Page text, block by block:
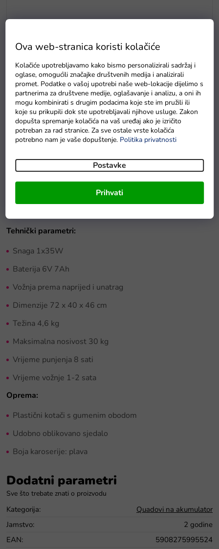
Ova web-stranica koristi kolačiće
Kolačiće upotrebljavamo kako bismo personalizirali sadržaj i
oglase, omogućili značajke društvenih medija i analizirali
promet. Podatke o vašoj upotrebi naše web-lokacije dijelimo s
partnerima za društvene medije, oglašavanje i analizu, a oni ih
mogu kombinirati s drugim podacima koje ste im pružili ili
koje su prikupili dok ste upotrebljavali njihove usluge. Zakon
dopušta spremanje kolačića na vaš uređaj ako je izričito
potreban za rad stranice. Za sve ostale vrste kolačića
potrebno nam je vaše dopuštenje. Politika privatnosti
Postavke
Prihvati
Vodootporna zaštitna cerada za električni auto S
Na zalihama
Dječji električni quad XMXza najmlađe je veličinom
prikladan za djecu oko 1,5 godine. Vožnja na quadu je vrlo
jednostavna, upravlja se pomoću gumba na upravljaču.
Pokretanje i zaustavljanje su glatki.
Tehnički parametri:
Snaga 1x35W
Baterija 6V 7Ah
Vožnja prema naprijed i unatrag
Dimenzije 72 x 40 x 46 cm
Težina 4,6 kg
Maksimalna nosivost 30 kg
Vrijeme punjenja 8 sati
Vrijeme vožnje 1-2 sata
Oprema:
Plastični kotači s gumenim obodom
Udobno oblikovano sjedalo
Boja karoserije: plava
Dodatni parametri
Kategorija:
Quadovi na akumulator
Jamstvo:
2 godine
EAN:
5908275995524